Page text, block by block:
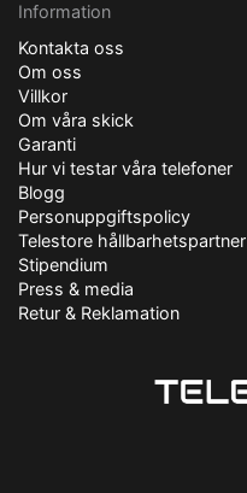
Information
Kontakta oss
Om oss
Villkor
Om våra skick
Garanti
Hur vi testar våra telefoner
Blogg
Personuppgiftspolicy
Telestore hållbarhetspartner
Stipendium
Press & media
Retur & Reklamation